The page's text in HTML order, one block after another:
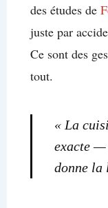
des études de
juste par
Ce sont des
tout.
« La
exacte —
donne la